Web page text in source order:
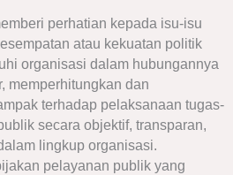
perhatian kepada isu-isu
atau kekuatan politik
organisasi dalam hubungannya
memperhitungkan dan
terhadap pelaksanaan tugas-
secara objektif, transparan,
lingkup organisasi.
pelayanan publik yang